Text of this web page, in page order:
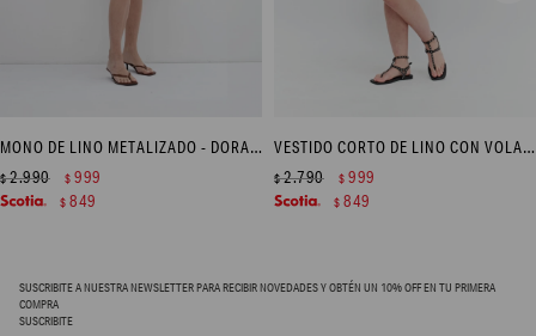
MONO DE LINO METALIZADO - DORADO
$2.990 $ 999
$ 849
VESTIDO CORTO DE LINO CON VOLADO - BLANCO
$2.790 $ 999
$ 849
SUSCRIBITE A NUESTRA NEWSLETTER PARA RECIBIR NOVEDADES Y OBTÉN UN 10% OFF EN TU PRIMERA
COMPRA
SUSCRIBITE